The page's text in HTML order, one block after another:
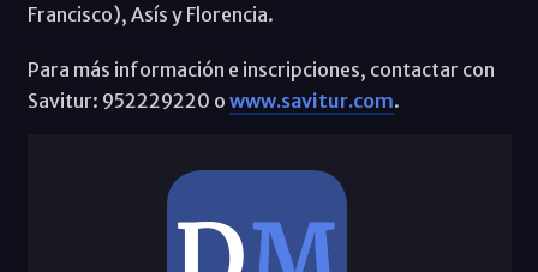
Francisco), Asís y Florencia.
Para más información e inscripciones, contactar con
Savitur: 952229220 o www.savitur.com.